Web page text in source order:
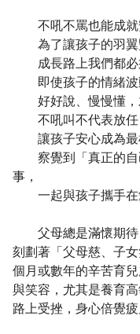
不吼不罵也能成就
為了讓孩子的羽翼
成長路上我們都必
即使孩子的情緒波
好好說、慢慢懂，
不吼叫不代表放任
讓孩子安心成為最
察覺到「真正的自
事，
一起與孩子攜手在
父母總是滿懷期待
刻劃著「父母慈、子
個月或數年的辛苦育
與笑容，尤其是養育
路上受挫，身心倍覺疲